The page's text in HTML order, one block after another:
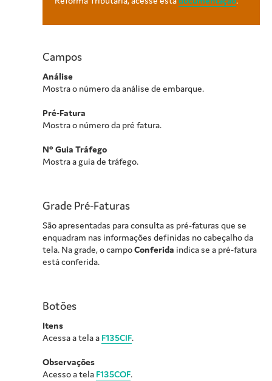
Campos
Análise
Mostra o número da análise de embarque.
Pré-Fatura
Mostra o número da pré fatura.
Nº Guia Tráfego
Mostra a guia de tráfego.
Grade Pré-Faturas
São apresentadas para consulta as pré-faturas que se
enquadram nas informações definidas no cabeçalho da
tela. Na grade, o campoConferida indica se a pré-fatura
está conferida.
Botões
Itens
Acessa a tela a F135CIF.
Observações
Acesso a tela F135COF.